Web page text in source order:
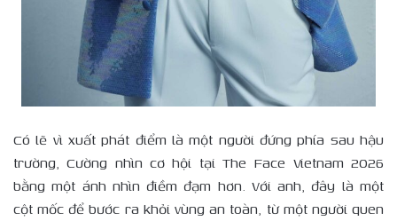
Có lẽ vì xuất phát điểm là một người đứng phía sau hậu
trường, Cường nhìn cơ hội tại The Face Vietnam 2026
bằng một ánh nhìn điềm đạm hơn. Với anh, đây là một
cột mốc để bước ra khỏi vùng an toàn, từ một người quen